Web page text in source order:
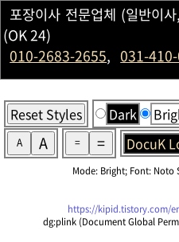
포장이사 전문업체 (일반이
(OK 24)
010-2683-2655, 031-
Reset Styles Dark
A A = = DocuK
Mode: Bright; Font: Noto
https://kipid.tistory.com/
dg:plink (Document Global